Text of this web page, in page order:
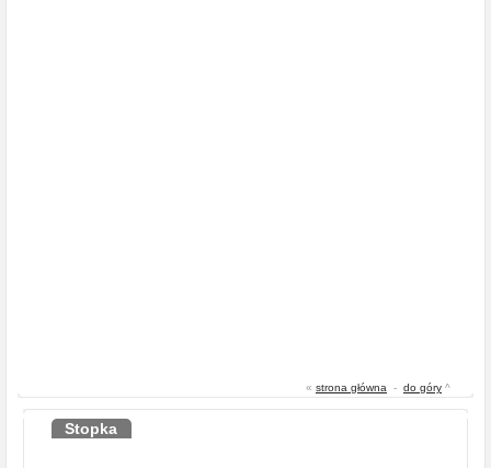
« strona główna - do góry ^
Stopka